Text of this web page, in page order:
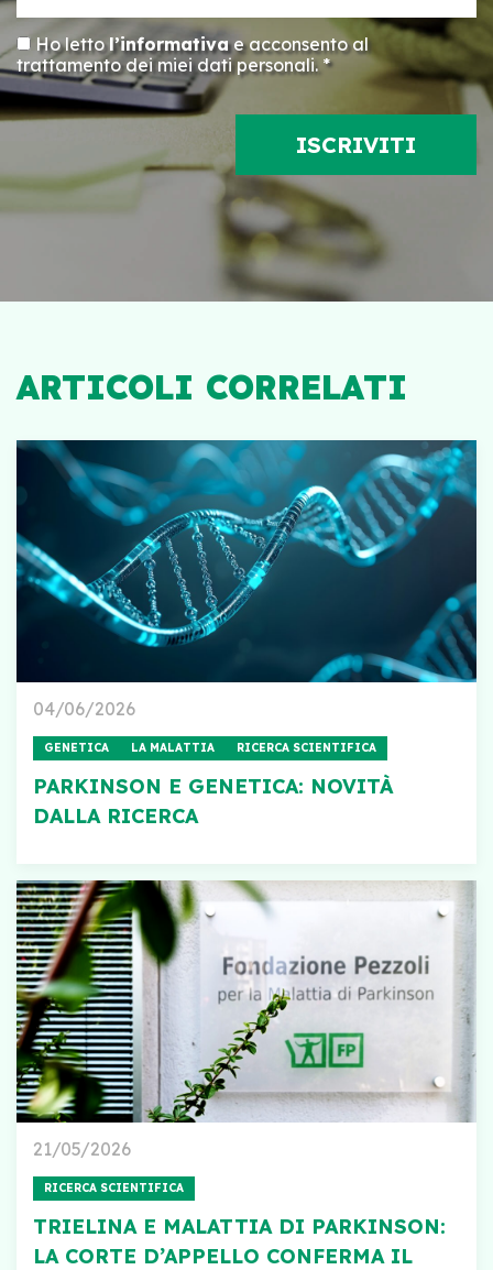
Ho lettol’informativae acconsento al
trattamento dei miei dati personali. *
ARTICOLI CORRELATI
04/06/2026
GENETICA LA MALATTIA RICERCA SCIENTIFICA
PARKINSON E GENETICA: NOVITÀ
DALLA RICERCA
21/05/2026
RICERCA SCIENTIFICA
TRIELINA E MALATTIA DI PARKINSON:
LA CORTE D’APPELLO CONFERMA IL